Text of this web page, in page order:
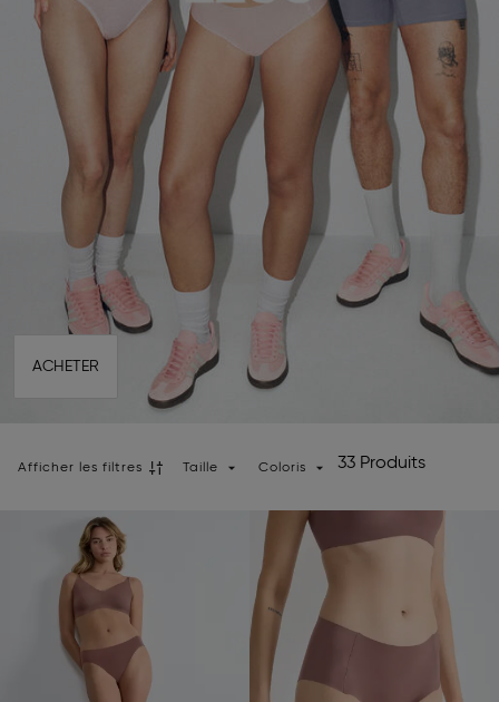
ACHETER
Afficher les filtres Taille Coloris 33 Produits